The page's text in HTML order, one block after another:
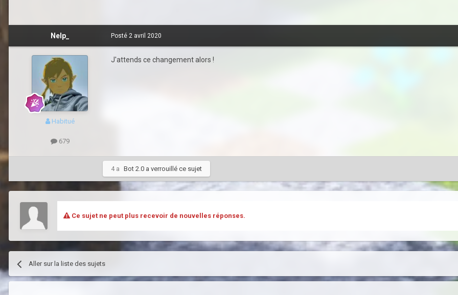
Nelp_
Habitué
679
Posté 2 avril 2020
J'attends ce changement alors !
4 a Bot 2.0 a verrouillé ce sujet
Ce sujet ne peut plus recevoir de nouvelles réponses.
Aller sur la liste des sujets